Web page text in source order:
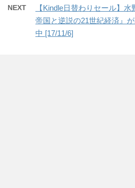
NEXT
【Kindle日替わりセール】
帝国と逆説の21世紀経済』
中 [17/11/6]